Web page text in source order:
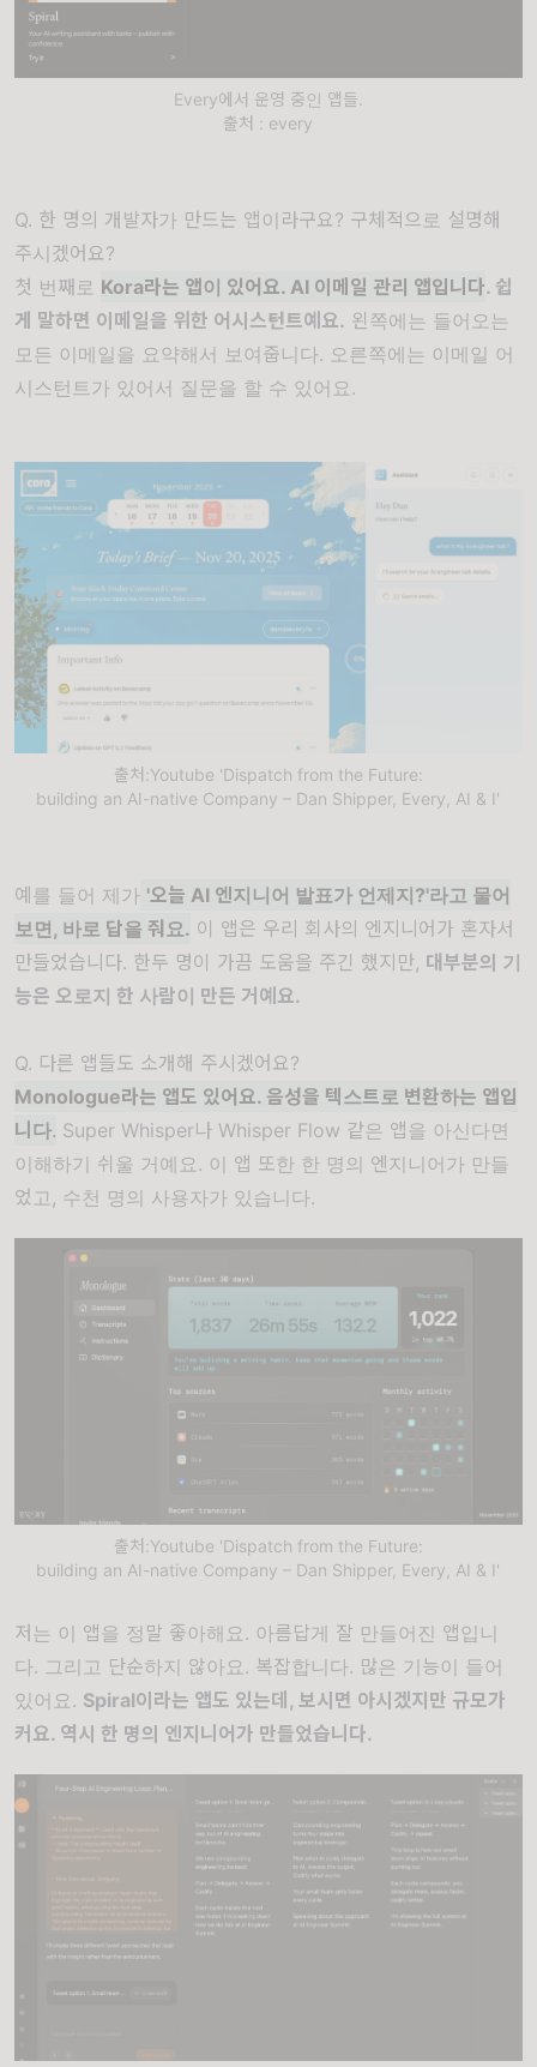
Every에서 운영 중인 앱들.
출처 : every
Q. 한 명의 개발자가 만드는 앱이라구요? 구체적으로 설명해
주시겠어요?
첫 번째로 Kora라는 앱이 있어요. AI 이메일 관리 앱입니다. 쉽
게 말하면 이메일을 위한 어시스턴트예요. 왼쪽에는 들어오는
모든 이메일을 요약해서 보여줍니다. 오른쪽에는 이메일 어
시스턴트가 있어서 질문을 할 수 있어요.
출처:Youtube 'Dispatch from the Future:
building an AI-native Company – Dan Shipper, Every, AI & I'
예를 들어 제가 '오늘 AI 엔지니어 발표가 언제지?'라고 물어
보면, 바로 답을 줘요. 이 앱은 우리 회사의 엔지니어가 혼자서
만들었습니다. 한두 명이 가끔 도움을 주긴 했지만, 대부분의 기
능은 오로지 한 사람이 만든 거예요.
Q. 다른 앱들도 소개해 주시겠어요?
Monologue라는 앱도 있어요. 음성을 텍스트로 변환하는 앱입
니다. Super Whisper나 Whisper Flow 같은 앱을 아신다면
이해하기 쉬울 거예요. 이 앱 또한 한 명의 엔지니어가 만들
었고, 수천 명의 사용자가 있습니다.
출처:Youtube 'Dispatch from the Future:
building an AI-native Company – Dan Shipper, Every, AI & I'
저는 이 앱을 정말 좋아해요. 아름답게 잘 만들어진 앱입니
다. 그리고 단순하지 않아요. 복잡합니다. 많은 기능이 들어
있어요. Spiral이라는 앱도 있는데, 보시면 아시겠지만 규모가
커요. 역시 한 명의 엔지니어가 만들었습니다.